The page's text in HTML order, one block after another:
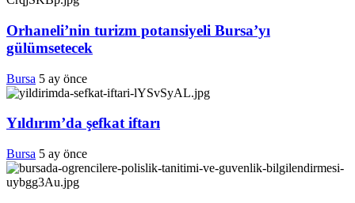
Orhaneli’nin turizm potansiyeli Bursa’yı
gülümsetecek
Bursa 5 ay önce
Yıldırım’da şefkat iftarı
Bursa 5 ay önce